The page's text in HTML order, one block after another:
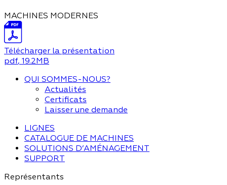
MACHINES MODERNES
Télécharger la présentation
pdf, 19.2MB
QUI SOMMES-NOUS?
Actualités
Certificats
Laisser une demande
LIGNES
CATALOGUE DE MACHINES
SOLUTIONS D’AMÉNAGEMENT
SUPPORT
Représentants